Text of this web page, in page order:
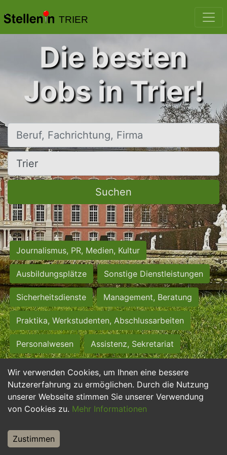
TRIER
Wir verwenden Cookies, um Ihnen eine bessere
Nutzererfahrung zu ermöglichen. Durch die Nutzung
unserer Webseite stimmen Sie unserer Verwendung
von Cookies zu. Mehr Informationen
Zustimmen
Die besten
Jobs in Trier!
Beruf, Fachrichtung, Firma
Ort, Stadt
Suchen
Journalismus, PR, Medien, Kultur
Ausbildungsplätze Sonstige Dienstleistungen
Sicherheitsdienste Management, Beratung
Praktika, Werkstudenten, Abschlussarbeiten
Personalwesen Assistenz, Sekretariat
Hilfskräfte, Aushilfs- und Nebenjobs
Einkauf, Logistik, Materialwirtschaft
Weiterbildung, Studium, duale Ausbildung
Tourismus